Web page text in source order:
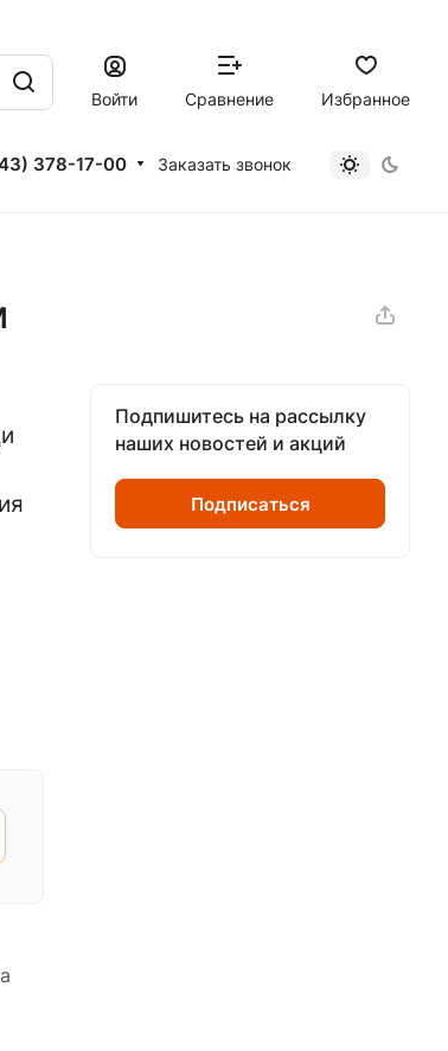
Войти
Сравнение Избранное
378-17-00 Заказать звонок
Подпишитесь на рассылку
наших новостей и акций
Подписаться